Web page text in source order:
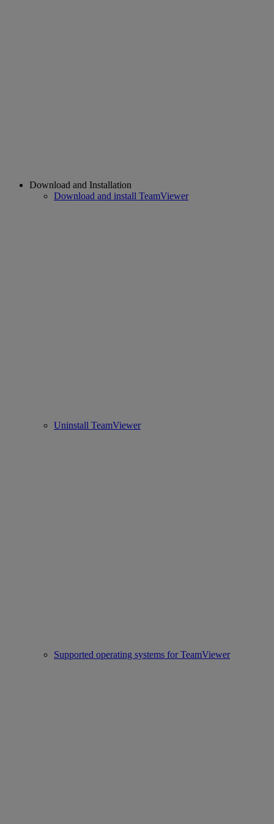
Download and Installation
Download and install TeamViewer
Uninstall TeamViewer
Supported operating systems for TeamViewer